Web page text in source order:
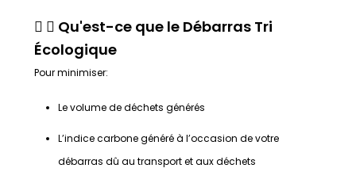
Qu'est-ce que le Débarras Tri
Écologique
Pour minimiser:
Le volume de déchets générés
L’indice carbone généré à l’occasion de votre
débarras dû au transport et aux déchets